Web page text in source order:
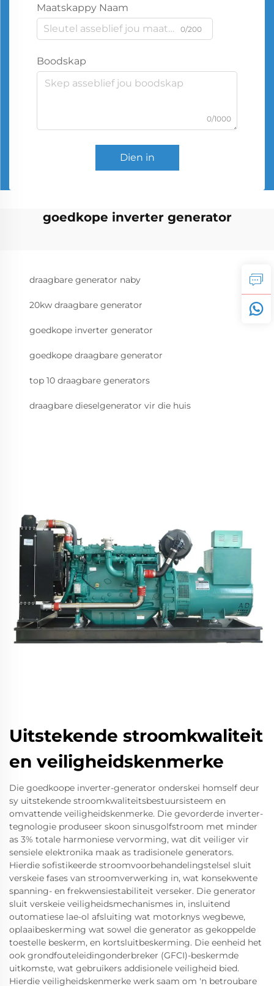
Maatskappy Naam
0/200
Boodskap
0/1000
Dien in
goedkope inverter generator
draagbare generator naby
20kw draagbare generator
goedkope inverter generator
goedkope draagbare generator
top 10 draagbare generators
draagbare dieselgenerator vir die huis
Uitstekende stroomkwaliteit
en veiligheidskenmerke
Die goedkoope inverter-generator onderskei homself deur
sy uitstekende stroomkwaliteitsbestuursisteem en
omvattende veiligheidskenmerke. Die gevorderde inverter-
tegnologie produseer skoon sinusgolfstroom met minder
as 3% totale harmoniese vervorming, wat dit veiliger vir
sensiele elektronika maak as tradisionele generators.
Hierdie sofistikeerde stroomvoorbehandelingstelsel sluit
verskeie fases van stroomverwerking in, wat konsekwente
spanning- en frekwensiestabiliteit verseker. Die generator
sluit verskeie veiligheidsmechanismes in, insluitend
outomatiese lae-ol afsluiting wat motorknys wegbewe,
oplaaibeskerming wat sowel die generator as gekoppelde
toestelle beskerm, en kortsluitbeskerming. Die eenheid het
ook grondfouteleidingonderbreker (GFCI)-beskermde
uitkomste, wat gebruikers addisionele veiligheid bied.
Hierdie veiligheidskenmerke werk saam om 'n betroubare